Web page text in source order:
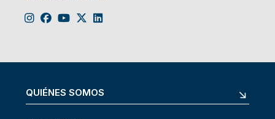
QUIÉNES SOMOS